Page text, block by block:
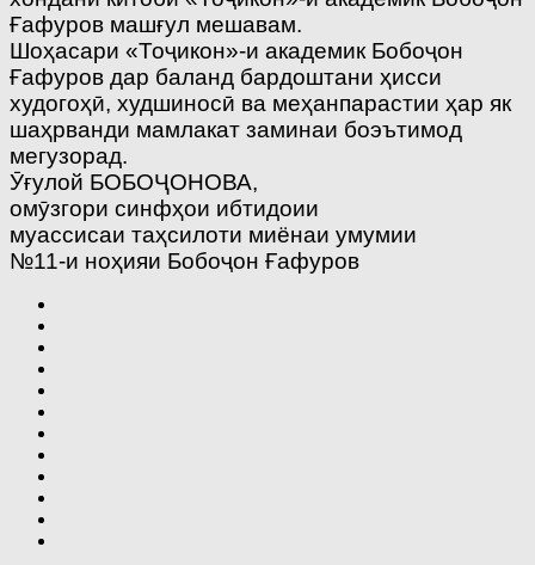
Ғафуров машғул мешавам.
Шоҳасари «Тоҷикон»-и академик Бобоҷон
Ғафуров дар баланд бардоштани ҳисси
худогоҳӣ, худшиносӣ ва меҳанпарастии ҳар як
шаҳрванди мамлакат заминаи боэътимод
мегузорад.
Ӯғулой БОБОҶОНОВА,
омӯзгори синфҳои ибтидоии
муассисаи таҳсилоти миёнаи умумии
№11-и ноҳияи Бобоҷон Ғафуров